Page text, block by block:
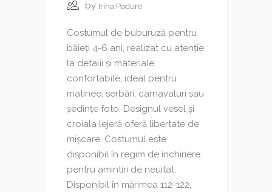
by Irina Padure
Costumul de buburuză pentru
băieți 4-6 ani, realizat cu atenție
la detalii și materiale
confortabile, ideal pentru
matinee, serbări, carnavaluri sau
ședințe foto. Designul vesel și
croiala lejeră oferă libertate de
mișcare. Costumul este
disponibil în regim de închiriere
pentru amintiri de neuitat.
Disponibil în mărimea 112-122,